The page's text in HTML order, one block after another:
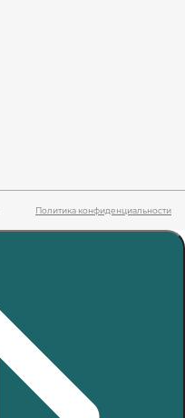
Политика конфиденциальности